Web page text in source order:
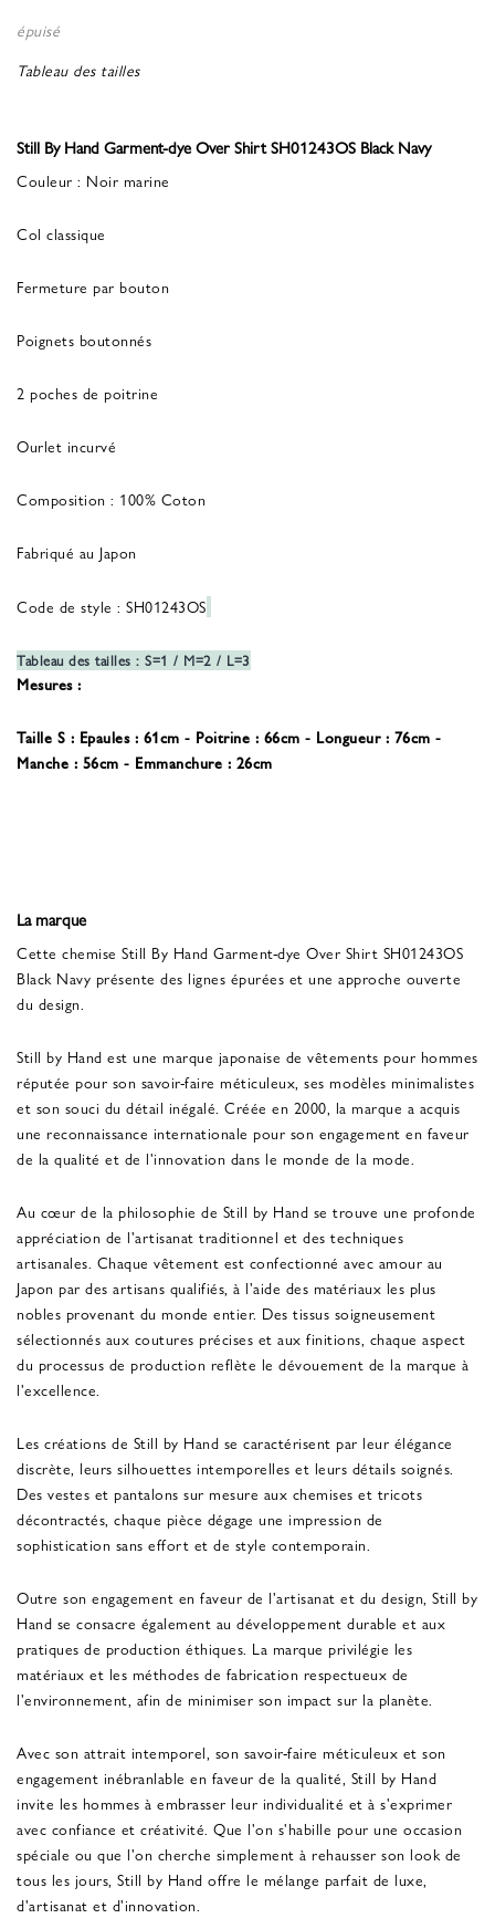
épuisé
Tableau des tailles
Still By Hand Garment-dye Over Shirt SH01243OS Black Navy
Couleur : Noir marine
Col classique
Fermeture par bouton
Poignets boutonnés
2 poches de poitrine
Ourlet incurvé
Composition : 100% Coton
Fabriqué au Japon
Code de style : SH01243OS
Tableau des tailles : S=1 / M=2 / L=3
Mesures :
Taille S : Epaules : 61cm - Poitrine : 66cm - Longueur : 76cm -
Manche : 56cm - Emmanchure : 26cm
La marque
Cette chemise Still By Hand Garment-dye Over Shirt SH01243OS
Black Navy présente des lignes épurées et une approche ouverte
du design.
Still by Hand est une marque japonaise de vêtements pour hommes
réputée pour son savoir-faire méticuleux, ses modèles minimalistes
et son souci du détail inégalé. Créée en 2000, la marque a acquis
une reconnaissance internationale pour son engagement en faveur
de la qualité et de l'innovation dans le monde de la mode.
Au cœur de la philosophie de Still by Hand se trouve une profonde
appréciation de l'artisanat traditionnel et des techniques
artisanales. Chaque vêtement est confectionné avec amour au
Japon par des artisans qualifiés, à l'aide des matériaux les plus
nobles provenant du monde entier. Des tissus soigneusement
sélectionnés aux coutures précises et aux finitions, chaque aspect
du processus de production reflète le dévouement de la marque à
l'excellence.
Les créations de Still by Hand se caractérisent par leur élégance
discrète, leurs silhouettes intemporelles et leurs détails soignés.
Des vestes et pantalons sur mesure aux chemises et tricots
décontractés, chaque pièce dégage une impression de
sophistication sans effort et de style contemporain.
Outre son engagement en faveur de l'artisanat et du design, Still by
Hand se consacre également au développement durable et aux
pratiques de production éthiques. La marque privilégie les
matériaux et les méthodes de fabrication respectueux de
l'environnement, afin de minimiser son impact sur la planète.
Avec son attrait intemporel, son savoir-faire méticuleux et son
engagement inébranlable en faveur de la qualité, Still by Hand
invite les hommes à embrasser leur individualité et à s'exprimer
avec confiance et créativité. Que l'on s'habille pour une occasion
spéciale ou que l'on cherche simplement à rehausser son look de
tous les jours, Still by Hand offre le mélange parfait de luxe,
d'artisanat et d'innovation.